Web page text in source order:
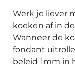
Werk je liever
koeken af in
Wanneer de
fondant
beleid 1mm in